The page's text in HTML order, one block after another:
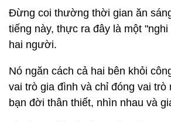
Đừng coi thường thời gian ăn
tiếng này, thực ra đây là một
hai người.
Nó ngăn cách cả hai bên khỏi
vai trò gia đình và chỉ đóng vai
bạn đời thân thiết, nhìn nhau và